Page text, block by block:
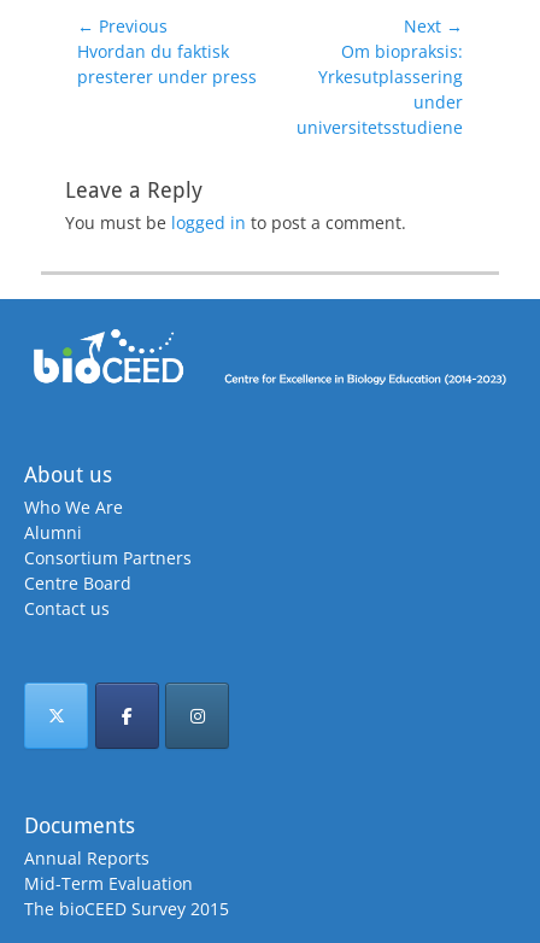
Post
navigation
← Previous
Previous
post:
Hvordan du faktisk
presterer under press
Next →
Om biopraksis:
Yrkesutplassering
under
universitetsstudiene
Leave a Reply
You must be logged in to post a comment.
About us
Who We Are
Alumni
Consortium Partners
Centre Board
Contact us
Documents
Annual Reports
Mid-Term Evaluation
The bioCEED Survey 2015